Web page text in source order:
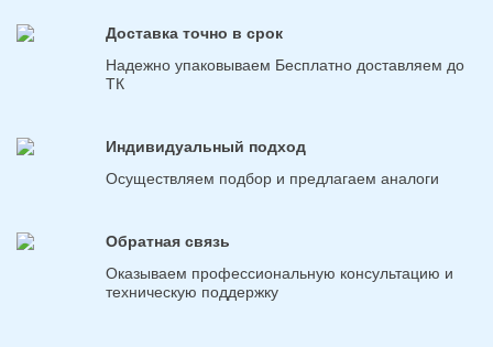
Доставка точно в срок
Надежно упаковываем Бесплатно доставляем до
ТК
Индивидуальный подход
Осуществляем подбор и предлагаем аналоги
Обратная связь
Оказываем профессиональную консультацию и
техническую поддержку